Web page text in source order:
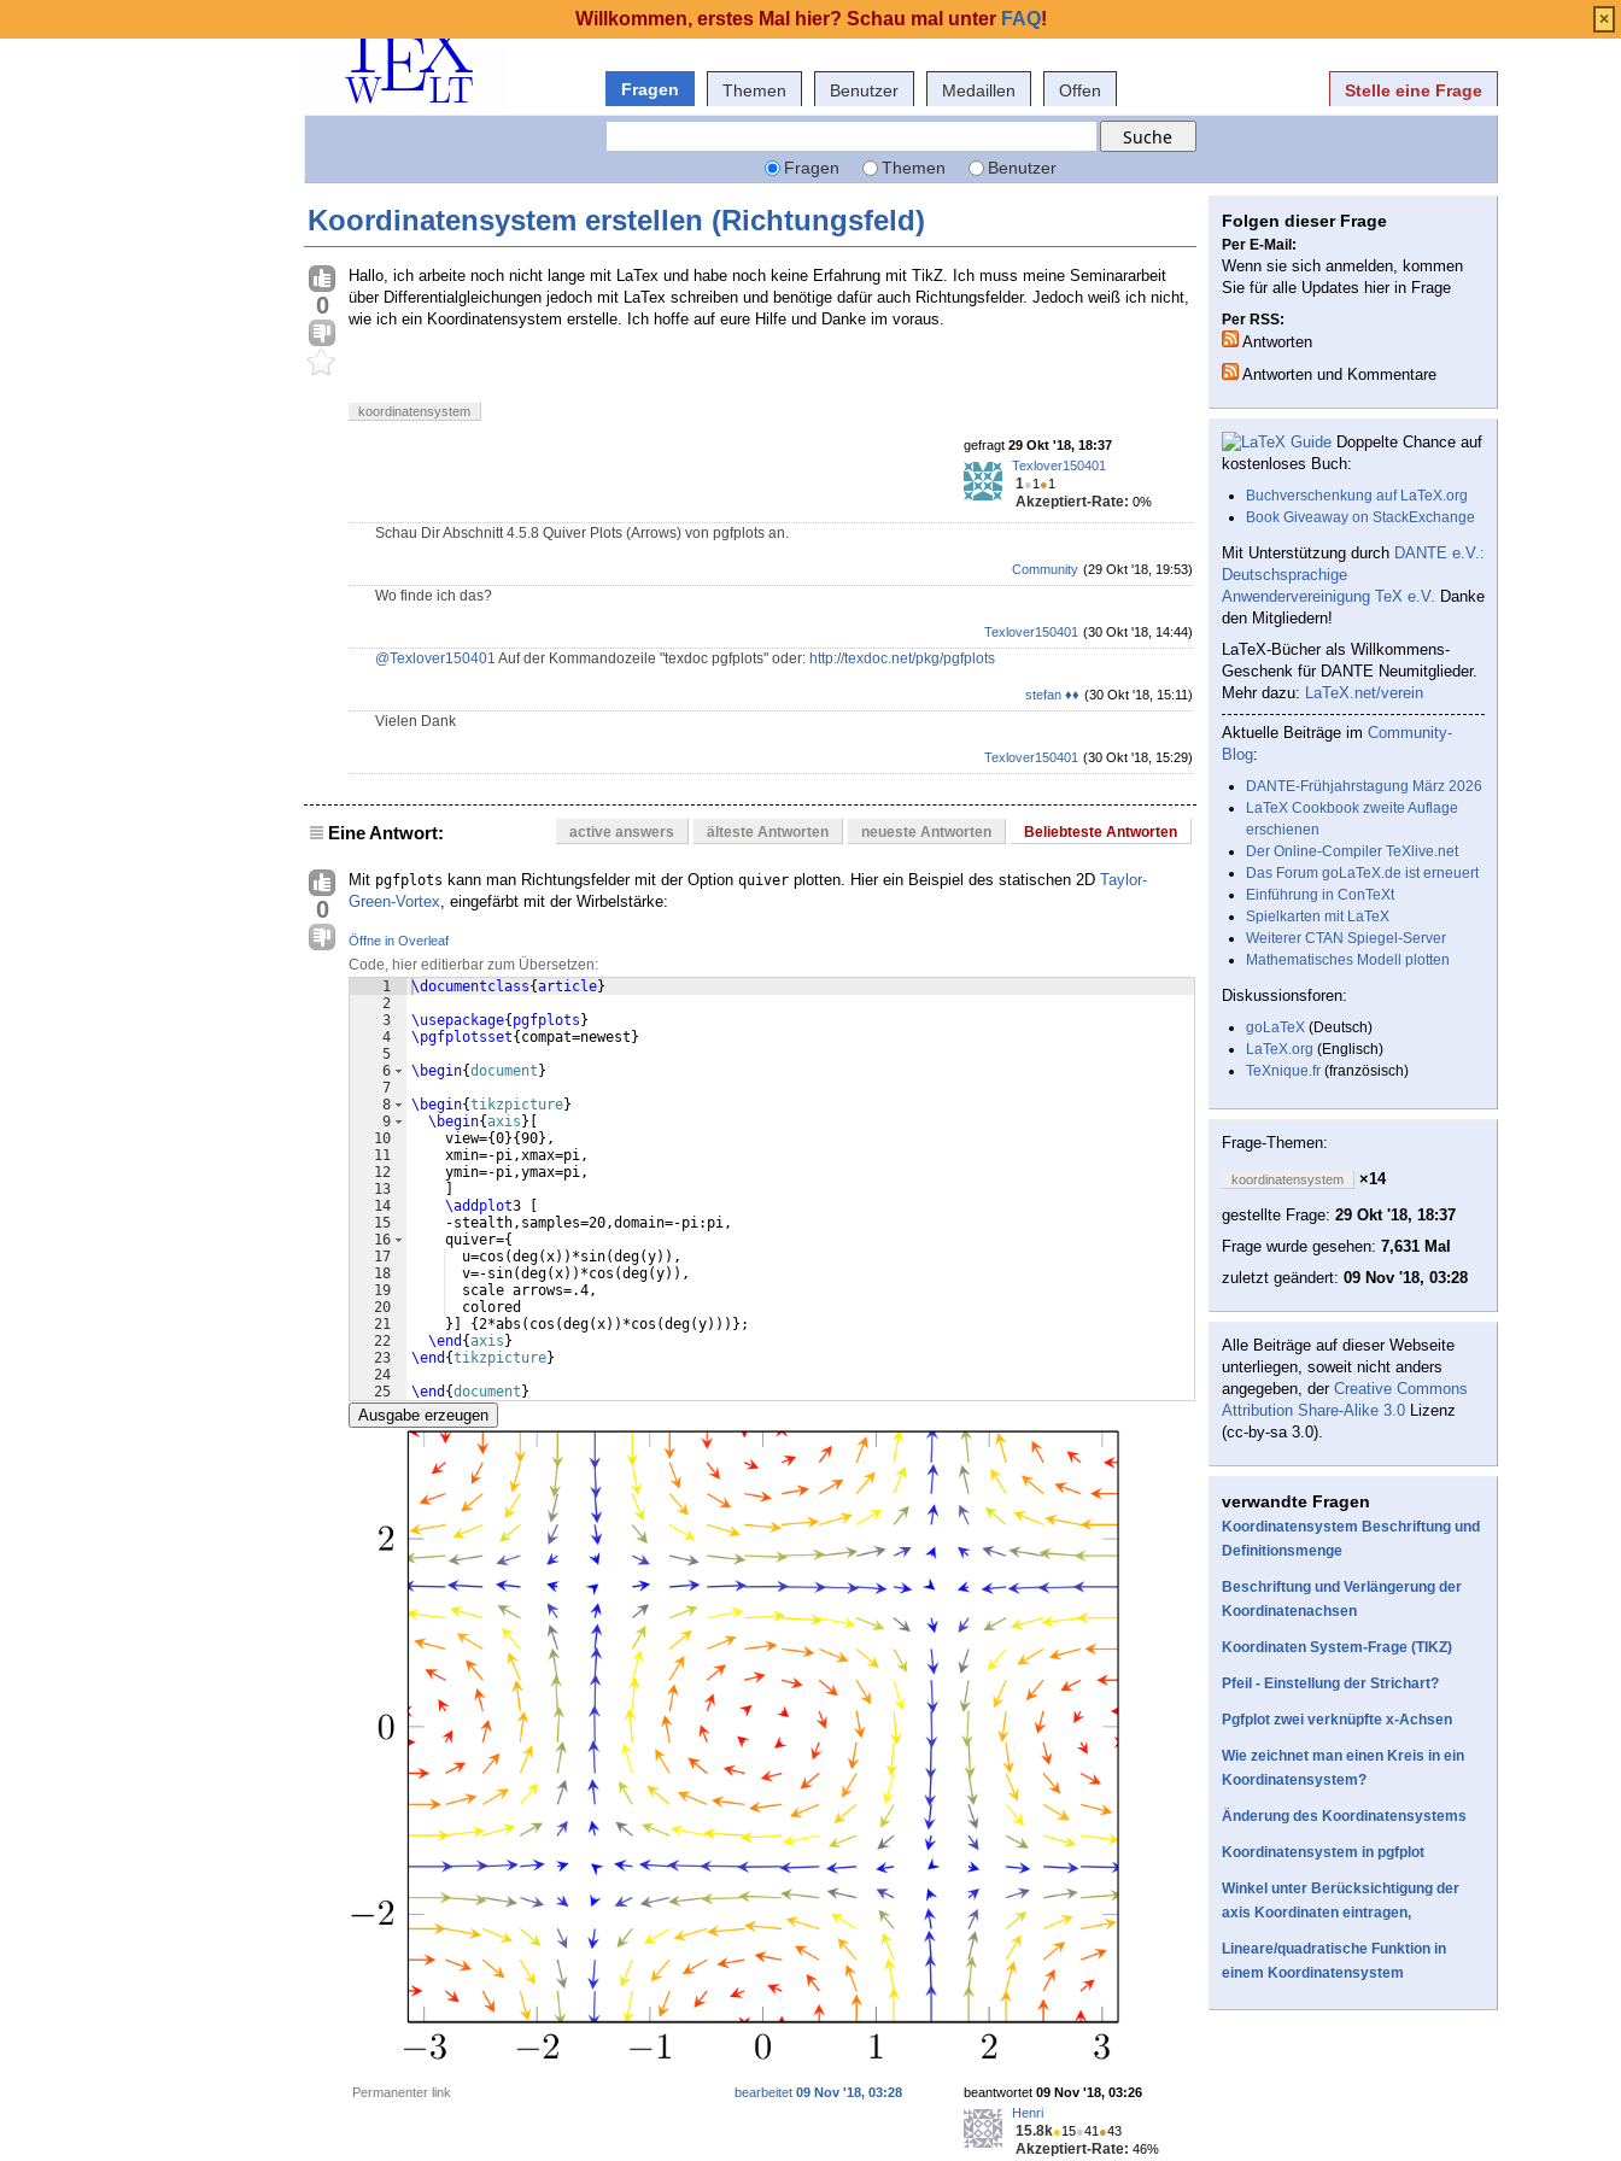
Fragen Themen Benutzer Medaillen Offen Stelle eine Frage
Fragen Themen Benutzer
Koordinatensystem erstellen (Richtungsfeld)
0
Hallo, ich arbeite noch nicht lange mit LaTex und habe noch keine Erfahrung mit TikZ. Ich muss meine Seminararbeit
über Differentialgleichungen jedoch mit LaTex schreiben und benötige dafür auch Richtungsfelder. Jedoch weiß ich nicht,
wie ich ein Koordinatensystem erstelle. Ich hoffe auf eure Hilfe und Danke im voraus.
koordinatensystem
gefragt 29 Okt '18, 18:37
Texlover150401
1●1 ●1
Akzeptiert-Rate: 0%
Schau Dir Abschnitt 4.5.8 Quiver Plots (Arrows) von pgfplots an.
(29 Okt '18, 19:53)
Community
Wo finde ich das?
(30 Okt '18, 14:44)
Texlover150401
@Texlover150401 Auf der Kommandozeile "texdoc pgfplots" oder: http://texdoc.net/pkg/pgfplots
(30 Okt '18, 15:11)
stefan ♦♦
Vielen Dank
(30 Okt '18, 15:29)
Texlover150401
Eine Antwort: active answers älteste Antworten neueste Antworten Beliebteste Antworten
0
Mit pgfplots kann man Richtungsfelder mit der Option quiver plotten. Hier ein Beispiel des statischen 2D Taylor-
Green-Vortex, eingefärbt mit der Wirbelstärke:
Öffne in Overleaf
Code, hier editierbar zum Übersetzen:
1
2
3
4
5
6
7
8
9
10
11
12
13
14
15
16
17
18
19
20
21
22
23
24
25
\documentclass{article}
\usepackage{ pgfplots }
\pgfplotsset{ compat=newest }
\begin{document }
\begin{tikzpicture}
\begin{axis }
    view=
{0}{90} ,
    xmin=-pi,xmax=pi,
    ymin=-pi,ymax=pi,
\addplot3
    -stealth,samples=20,domain=-pi:pi,
    quiver=
{
  u=cos
(deg(x)) *sin(deg(y)) ,
  v=-sin
(deg(x)) *cos (deg(y)) ,
  scale arrows=.4,
  colored
}]
{2*abs ( cos (deg(x)) *cos (deg(y)))} ;
\end {axis }
\end {tikzpicture}
\end {document }
Ausgabe erzeugen
Permanenter link beantwortet 09 Nov '18, 03:26
Henri
15.8k●15●41 ●43
Akzeptiert-Rate: 46%
bearbeitet 09 Nov '18, 03:28
Folgen dieser Frage
Per E-Mail:
Wenn sie sich anmelden, kommen
Sie für alle Updates hier in Frage
Per RSS:
Antworten
Antworten und Kommentare
Doppelte Chance auf
kostenloses Buch:
Buchverschenkung auf LaTeX.org
Book Giveaway on StackExchange
Mit Unterstützung durch DANTE e.V.:
Deutschsprachige
Anwendervereinigung TeX e.V. Danke
den Mitgliedern!
LaTeX-Bücher als Willkommens-
Geschenk für DANTE Neumitglieder.
Mehr dazu: LaTeX.net/verein
Aktuelle Beiträge im Community-
Blog:
DANTE-Frühjahrstagung März 2026
LaTeX Cookbook zweite Auflage
erschienen
Der Online-Compiler TeXlive.net
Das Forum goLaTeX.de ist erneuert
Einführung in ConTeXt
Spielkarten mit LaTeX
Weiterer CTAN Spiegel-Server
Mathematisches Modell plotten
Diskussionsforen:
goLaTeX (Deutsch)
LaTeX.org (Englisch)
TeXnique.fr (französisch)
Frage-Themen:
koordinatensystem
×14
gestellte Frage: 29 Okt '18, 18:37
Frage wurde gesehen: 7,631 Mal
zuletzt geändert: 09 Nov '18, 03:28
Alle Beiträge auf dieser Webseite
unterliegen, soweit nicht anders
angegeben, der Creative Commons
Attribution Share-Alike 3.0 Lizenz
(cc-by-sa 3.0).
verwandte Fragen
Koordinatensystem Beschriftung und
Definitionsmenge
Beschriftung und Verlängerung der
Koordinatenachsen
Koordinaten System-Frage (TIKZ)
Pfeil - Einstellung der Strichart?
Pgfplot zwei verknüpfte x-Achsen
Wie zeichnet man einen Kreis in ein
Koordinatensystem?
Änderung des Koordinatensystems
Koordinatensystem in pgfplot
Winkel unter Berücksichtigung der
axis Koordinaten eintragen,
Lineare/quadratische Funktion in
einem Koordinatensystem
Willkommen, erstes Mal hier? Schau mal unter FAQ! ×